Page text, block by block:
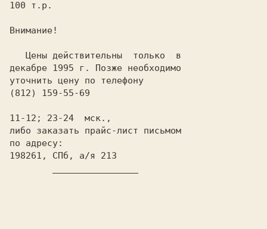
100 т.р.
декабре 1995 г. Позже необходимо
11-12; 23-24  мск.,
либо заказать прайс-лист письмом
по адресу:
198261, СПб, а/я 213